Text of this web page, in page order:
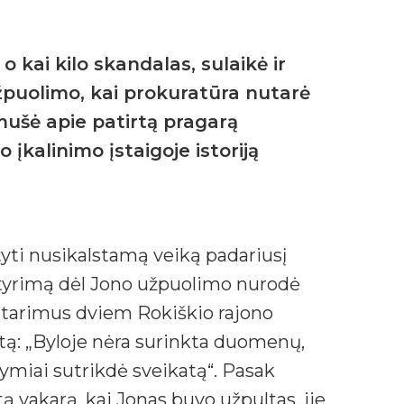
kai kilo skandalas, sulaikė ir
kai prokuratūra nutarė
apie patirtą pragarą
įkalinimo įstaigoje istoriją
bei Lietuvos policijos generalinį komisarą Liną Pernavą dėl šokiruojančio valstybės institucijų abejingumo. Seimo narė piktinosi, kad ne tik nėra užtikrinama tinkama kalinių reintegra ci ja, bet net ir nereaguojama į akivaizdžius smurtinius nusikaltimus, greičiausiai įvykdytus dėl žmogaus viešo liudijimo. „Vyriausybės garsiai deklaruojama kova už skaidrumą ir didesnę tvarką kalėjimų sistemoje bus nieko verta, jei valstybė nesugeba užtikrinti net elementaraus žmonių, išdrįsusių viešai paliudyti apie kalėjimų sistemoje klestinčius nebaudžiamumą ir nusikaltimus, saugumą. Šokiruoja ir policijos pareigūnų abejingumas ir nenoras tirti akivaizdžių smurtinių nusikaltimų. Todėl kreipiuosi į teisingumo ministrą ir policijos generalinį komisarą, prašydama išsamiai ištirti šį atvejį bei atsakyti, kodėl akivaizdžiai neveikia nei liudytojų apsaugos, nei kalinių reintegracijos programos bei policija ignoruoja akivaizdžius nusikaltimus“, – teigė R. Morkūnaitė-Mikulėnienė. Savo kreipimęsi ji teisingumo ministro ir generalinio komisaro paprašė atsakyti, kokių priemonių imamasi, kad būtų apsaugoti viešai apie kalėjimų sistemoje daromus nusikaltimus liudijančius žmones, kodėl nebuvo pritaikyta liudytojų apsaugos programa, kodėl policija iš karto nereagavo į nusikaltimą bei kokių konkrečių priemonių ketina imtis šios institucijos, kad būtų apsaugotas tiek šis konkretus viešai liudyti išdrįsęs žmogus, tiek būsimi liudytojai. Taip pat Seimo narė klausė, ar Teisingumo ministerija, Kalėjimų departamentas bei policija ketina inicijuoti tyrimus dėl prieš Joną vykdytų nusikaltimų jo kalinimo metu, apie kuriuos viešai išdrįso papasakoti visuomenei. Policijos generalinio komisaro pavaduotojas Edvardas Šileris nurodė, kad buvo atliktas tyrimas, kurio metu „duomenų, patvirtinančių, kad policijos pareigūnai netinkamai atliko funkcijas, nereagavo į pranešimą apie nusikalstamą veiką ar vilkino tyrimą, negauta“. E. Šilerio teigimu, „nukentėjusiajam atsisakius rašyti pareiškimą“, policijoje buvo pradėtas įvykio aplinkybių patikslinimas, o vėliau šiam parašius pareiškimą – ikiteisminis tyrimas. Generalinio komisaro pavaduotojas taip pat pažymėjo, kad nėra nustatyta teisės aktuose apibrėžtų pagrindų taikyti apsaugos priemones Jonui. Tuo metu teisingumo ministras Elvinas Jankevičius Seimo narei nurodė, kad „remiantis visuomenės informavimo priemonėse viešai skelbiama informacija, Jūsų paklausime nurodyto asmens užpuolimu įtariami asmenys jau yra nustatyti.“ „Atsižvelgiant į tai, Kalėjimų departamento kriminalinės žvalgybos pareigūnai yra pasirengę visokeriopai bendradarbiauti su atitinkamą ikiteisminį tyrimą atliekančiais policijos pareigūnais, jei ikiteisminio tyrimo metu paaiškėtų,